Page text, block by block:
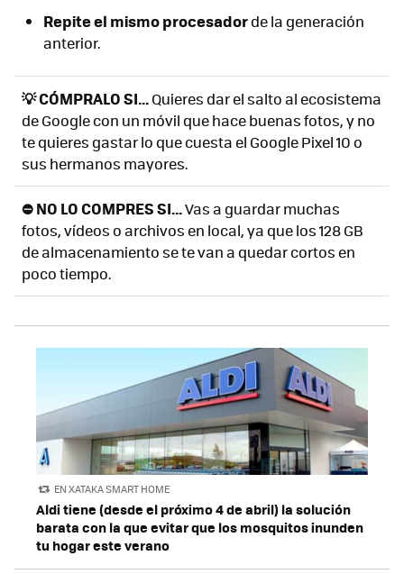
Repite el mismo procesadorde la generación
anterior.
💡 CÓMPRALO SI...Quieres dar el salto al ecosistema
de Google con un móvil que hace buenas fotos, y no
te quieres gastar lo que cuesta el Google Pixel 10 o
sus hermanos mayores.
⛔ NO LO COMPRES SI...Vas a guardar muchas
fotos, vídeos o archivos en local, ya que los 128 GB
de almacenamiento se te van a quedar cortos en
poco tiempo.
EN XATAKA SMART HOME
Aldi tiene (desde el próximo 4 de abril) la solución
barata con la que evitar que los mosquitos inunden
tu hogar este verano